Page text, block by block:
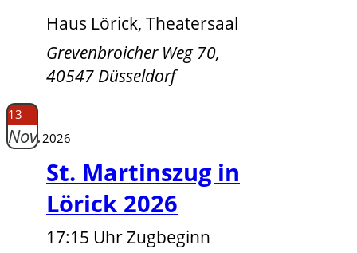
Haus Lörick, Theatersaal
Grevenbroicher Weg 70,
40547 Düsseldorf
13
Nov.2026
St. Martinszug in
Lörick 2026
17:15 Uhr Zugbeginn